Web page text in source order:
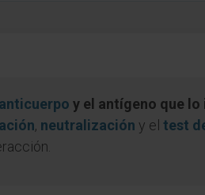
anticuerpo y el antígeno que lo
, neutralización y el test